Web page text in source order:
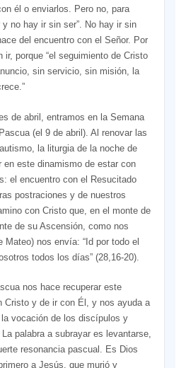
él o enviarlos. Pero no, para
no hay ir sin ser”. No hay ir sin
del encuentro con el Señor. Por
porque “el seguimiento de Cristo
sin servicio, sin misión, la
de abril, entramos en la Semana
(el 9 de abril). Al renovar las
la liturgia de la noche de
en este dinamismo de estar con
el encuentro con el Resucitado
postraciones y de nuestros
con Cristo que, en el monte de
de su Ascensión, como nos
Mateo) nos envía: “Id por todo el
todos los días” (28,16-20).
nos hace recuperar este
Cristo y de ir con Él, y nos ayuda a
vocación de los discípulos y
palabra a subrayar es levantarse,
resonancia pascual. Es Dios
a Jesús, que murió y